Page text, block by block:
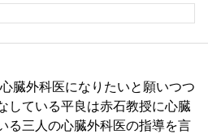
臓外科医になりたいと願いつつ
している平良は赤石教授に心臓
る三人の心臓外科医の指導を言